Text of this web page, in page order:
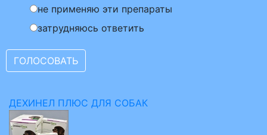
не применяю эти препараты
затрудняюсь ответить
ДЕХИНЕЛ ПЛЮС ДЛЯ СОБАК